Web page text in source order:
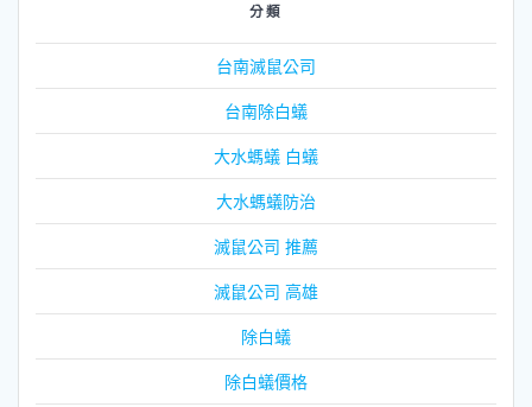
分類
台南滅鼠公司
台南除白蟻
大水螞蟻 白蟻
大水螞蟻防治
滅鼠公司 推薦
滅鼠公司 高雄
除白蟻
除白蟻價格